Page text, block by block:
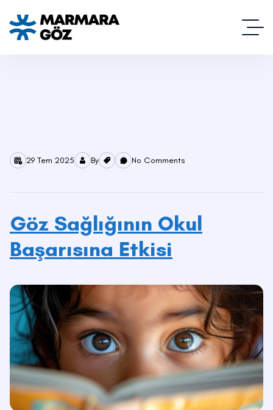
29 Tem 2025 By No Comments
Göz Sağlığının Okul
Başarısına Etkisi